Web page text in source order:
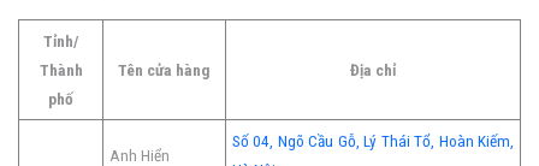
Tỉnh/
Thành
phố
Tên cửa hàng Địa chỉ
Anh Hiển
Số 04, Ngõ Cầu Gỗ, Lý Thái Tổ, Hoàn Kiếm,